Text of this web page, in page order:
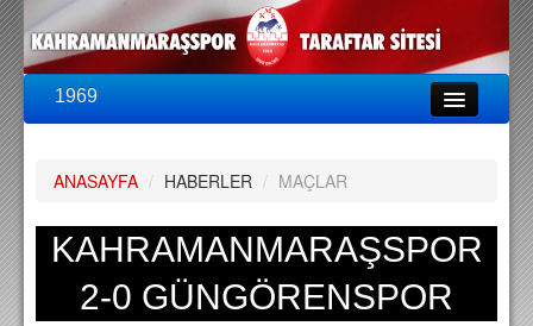
1969
PUAN DURUMU
FİKSTÜR
A TAKIM KADROSU
ANASAYFA / HABERLER / MAÇLAR
KAHRAMANMARAŞSPOR
2-0 GÜNGÖRENSPOR